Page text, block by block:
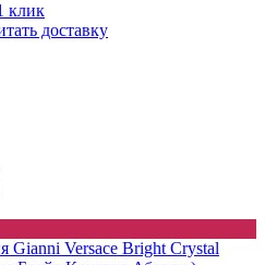
клик
доставку